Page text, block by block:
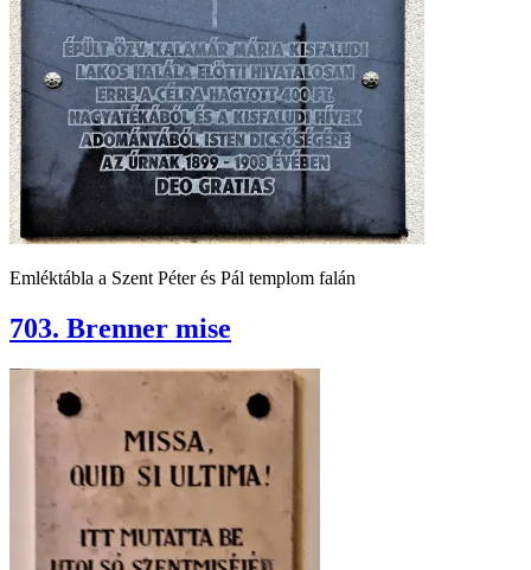
Emléktábla a Szent Péter és Pál templom falán
703. Brenner mise